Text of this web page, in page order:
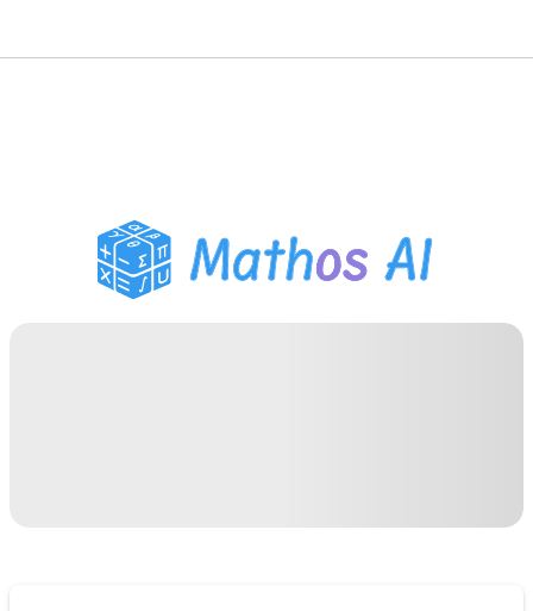
Assistente Compiti PDF
Strumenti di studio